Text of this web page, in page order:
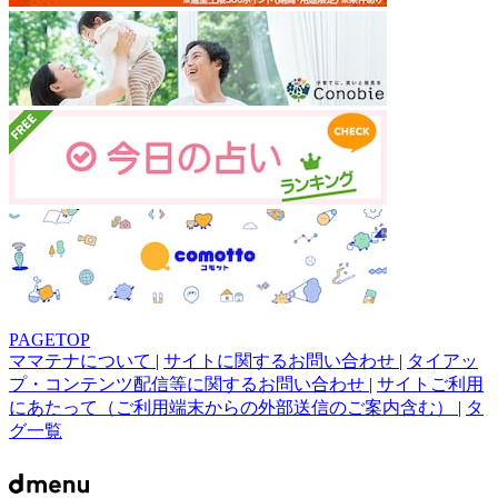
PAGETOP
ママテナについて | サイトに関するお問い合わせ | タイアッ
プ・コンテンツ配信等に関するお問い合わせ | サイトご利用
にあたって（ご利用端末からの外部送信のご案内含む） | タ
グ一覧